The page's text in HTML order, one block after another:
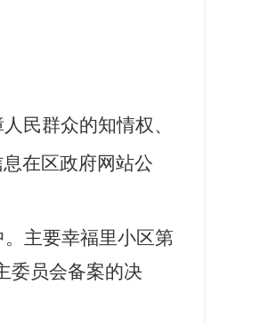
民群众的知情权、
在区政府网站公
主要幸福里小区第
委员会备案的决